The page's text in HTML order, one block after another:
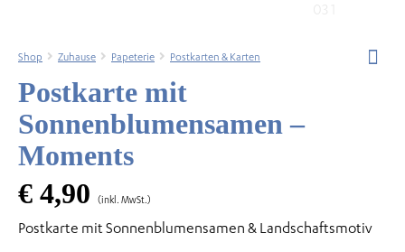
Shop Zuhause Papeterie Postkarten & Karten
Postkarte mit
Sonnenblumensamen –
Moments
€ 4,90 (inkl. MwSt.)
Postkarte mit Sonnenblumensamen & Landschaftsmotiv